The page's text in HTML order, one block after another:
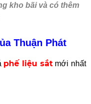
kho bãi và có thêm
Thuận Phát
phế liệu sắtmới nhất